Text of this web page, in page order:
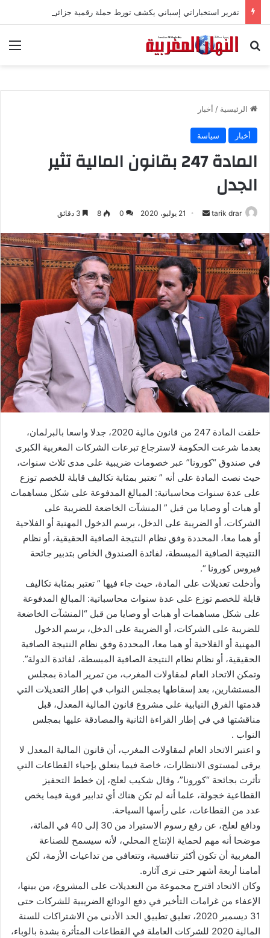
بحث عن
الرئيسية / أخبار
أخبار سياسة
المادة 247 بقانون المالية تثير
الجدل
tarik drar
س
ل
ب
ر
ي
د
ل
ك
ت
ر
ن
ي
21 يوليو، 2020 0
8
خلقت المادة 247 من قانون مالية 2020، جدلا واسعا بالبرلمان،
بعدما شرعت الحكومة لاسترجاع تبرعات الشركات المغربية الكبرى
في صندوق “كورونا” عبر خصومات ضريبية على مدى ثلاث سنوات،
حيث نصت المادة على أنه ” تعتبر بمثابة تكاليف قابلة للخصم توزع
على عدة سنوات محاسباتية: المبالغ المدفوعة على شكل مساهمات
أو هبات أو وصايا من قبل ” المنشآت الخاضعة للضريبة على
الشركات، أو الضريبة على الدخل، برسم الدخول المهنية أو الفلاحية
أو هما معا، المحددة وفق نظام النتيجة الصافية الحقيقية، أو نظام
النتيجة الصافية المبسطة، لفائدة الصندوق الخاص بتدبير جائحة
فيروس كورونا “.
وأدخلت تعديلات على المادة، حيث جاء فيها ” تعتبر بمثابة تكاليف
قابلة للخصم توزع على عدة سنوات محاسباتية: المبالغ المدفوعة
على شكل مساهمات أو هبات أو وصايا من قبل “المنشآت الخاضعة
للضريبة على الشركات، أو الضريبة على الدخل، برسم الدخول
المهنية أو الفلاحية أو هما معا، المحددة وفق نظام النتيجة الصافية
الحقيقية، أو نظام نظام النتيجة الصافية المبسطة، لفائدة الدولة”.
وتمكن الاتحاد العام لمقاولات المغرب، من تمرير المادة بمجلس
المستشارين، بعد إسقاطها بمجلس النواب في إطار التعديلات التي
قدمتها الفرق النيابية على مشروع قانون المالية المعدل، قبل
مناقشتها في في إطار القراءة الثانية والمصادقة عليها بمجلس
النواب .
و اعتبر الاتحاد العام لمقاولات المغرب، أن قانون المالية المعدل لا
يرقى لمستوى الانتظارات، خاصة فيما يتعلق بإحياء القطاعات التي
تأثرت بجائحة “كورونا”، وقال شكيب لعلج، إن خطط التحفيز
القطاعية خجولة، علما أنه لم تكن هناك أي تدابير قوية فيما يخص
عدد من القطاعات، على رأسها السياحة.
ودافع لعلج، عن رفع رسوم الاستيراد من 30 إلى 40 في المائة،
موضحا أنه مهم لحماية الإنتاج المحلي، لأنه سيسمح للصناعة
المغربية أن تكون أكثر تنافسية، وتتعافي من تداعيات الأزمة، لكن
أمامنا أربعة أشهر حتى نرى آثاره.
وكان الاتحاد اقترح مجموعة من التعديلات على المشروع، من بينها،
الإعفاء من غرامات التأخير في دفع الودائع الضريبية للشركات حتى
31 ديسمبر 2020، تعليق تطبيق الحد الأدنى من الاشتراكات للسنة
المالية 2020 للشركات العاملة في القطاعات المتأثرة بشدة بالوباء،